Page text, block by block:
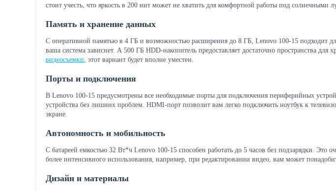
стоит учесть, что яркость в 200 нит может не хватить для комфортной работы под солнечными
Память и хранение данных
С оперативной памятью в 4 ГБ и возможностью расширения до 8 ГБ, Lenovo 100-15 подходит
ваша система зависнет. А 500 ГБ HDD-накопитель предоставляет достаточно пространства
видеосъемки , этот вариант будет вполне уместен.
Порты и подключения
В Lenovo 100-15 предусмотрены все необходимые порты для подключения периферийных
устройства без лишних проблем. HDMI-порт позволит вам легко подключить ноутбук к
экране.
Автономность и мобильность
С батареей емкостью 32 Вт*ч Lenovo 100-15 способен работать до 5 часов без подзарядки.
более интенсивного использования, например, при редактировании видео, вам может
Дизайн и материалы